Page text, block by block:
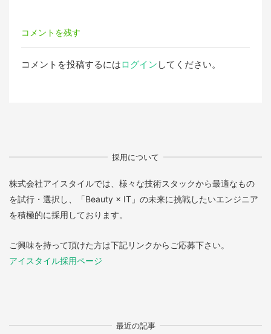
コメントを残す
コメントを投稿するにはログイン してください。
採用について
株式会社アイスタイルでは、様々な技術スタックから最適なもの
を試行・選択し、「Beauty × IT」の未来に挑戦したいエンジニア
を積極的に採用しております。
ご興味を持って頂けた方は下記リンクからご応募下さい。
アイスタイル採用ページ
最近の記事